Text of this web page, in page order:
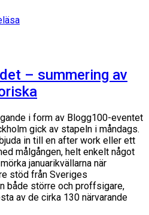
– summering av
i form av Blogg100-eventet
gick av stapeln i måndags.
in till en after work eller ett
målgången, helt enkelt något
januarikvällarna när
stöd från Sveriges
både större och proffsigare,
av de cirka 130 närvarande